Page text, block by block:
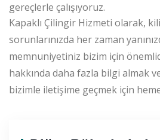
gereçlerle çalışıyoruz.
Kapaklı Çilingir Hizmeti olarak,
sorunlarınızda her zaman
memnuniyetiniz bizim için
hakkında daha fazla bilgi almak
bizimle iletişime geçmek için